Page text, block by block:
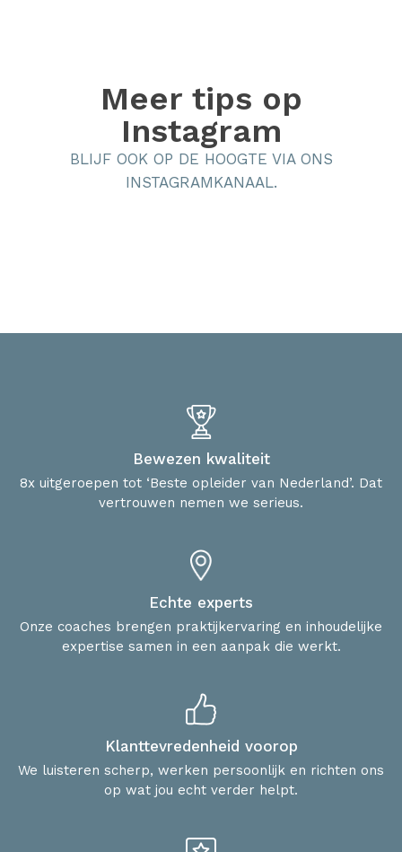
Meer tips op
Instagram
BLIJF OOK OP DE HOOGTE VIA ONS
INSTAGRAMKANAAL.
Bewezen kwaliteit
8x uitgeroepen tot ‘Beste opleider van Nederland’. Dat
vertrouwen nemen we serieus.
Echte experts
Onze coaches brengen praktijkervaring en inhoudelijke
expertise samen in een aanpak die werkt.
Klanttevredenheid voorop
We luisteren scherp, werken persoonlijk en richten ons
op wat jou echt verder helpt.